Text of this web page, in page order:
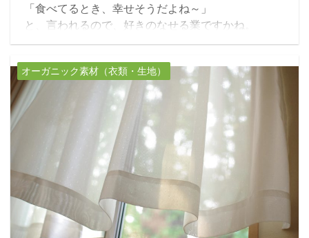
「食べてるとき、幸せそうだよね～」
と、言われるので、好きのなせる業ですかね。
作るより、食べる専門です。
ので、作ることもなんとなくできます。
夫のほうがいろいろ作れますが…。
オーガニック素材（衣類・生地）